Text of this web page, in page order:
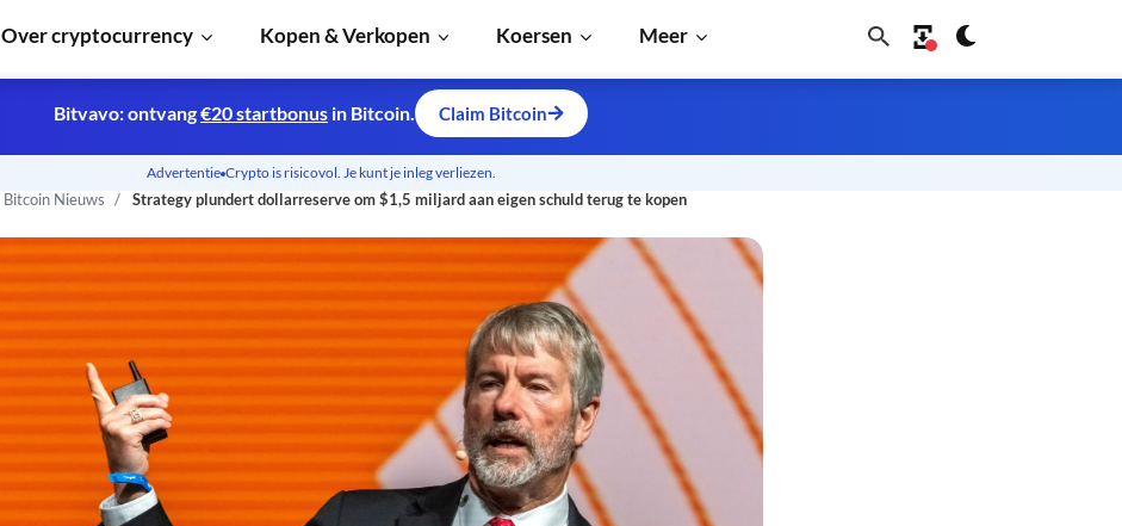
Over cryptocurrency Kopen & Verkopen Koersen Meer
Bitcoin Nieuws Strategy plundert dollarreserve om $1,5 miljard aan eigen schuld terug te kopen
Bitvavo: ontvang€20 startbonus in Bitcoin. Claim Bitcoin
Advertentie Crypto is risicovol. Je kunt je inleg verliezen.